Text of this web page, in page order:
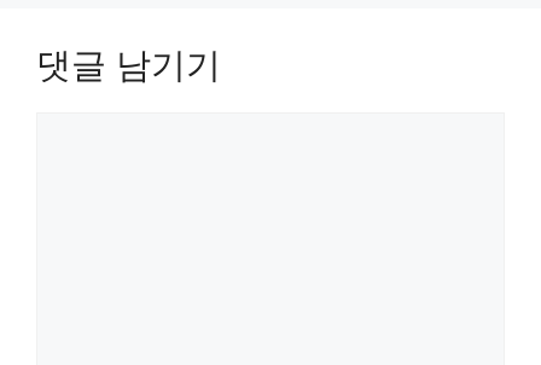
댓글 남기기